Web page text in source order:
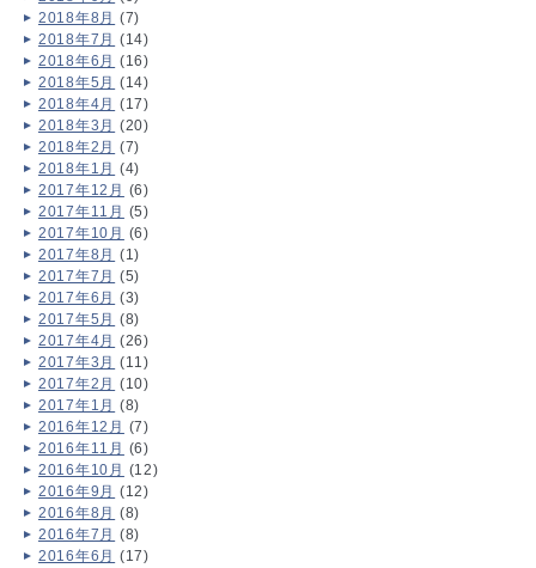
2018年8月 (7)
2018年7月 (14)
2018年6月 (16)
2018年5月 (14)
2018年4月 (17)
2018年3月 (20)
2018年2月 (7)
2018年1月 (4)
2017年12月 (6)
2017年11月 (5)
2017年10月 (6)
2017年8月 (1)
2017年7月 (5)
2017年6月 (3)
2017年5月 (8)
2017年4月 (26)
2017年3月 (11)
2017年2月 (10)
2017年1月 (8)
2016年12月 (7)
2016年11月 (6)
2016年10月 (12)
2016年9月 (12)
2016年8月 (8)
2016年7月 (8)
2016年6月 (17)